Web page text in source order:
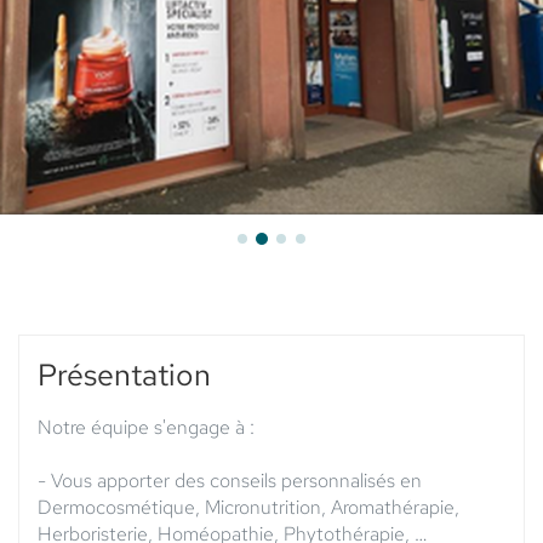
Présentation
Notre équipe s'engage à :
- Vous apporter des conseils personnalisés en
Dermocosmétique, Micronutrition, Aromathérapie,
Herboristerie, Homéopathie, Phytothérapie, …